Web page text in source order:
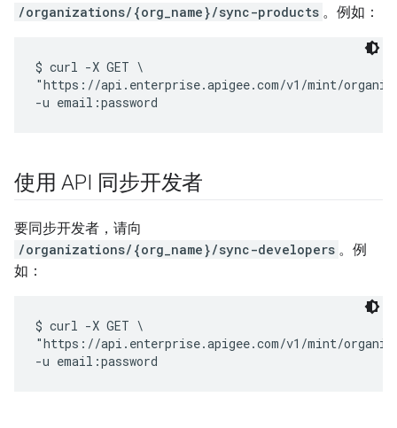
/organizations/{org_name}/sync-products 。例如：
$ curl -X GET \
"https://api.enterprise.apigee.com/v1/mint/
使用 API 同步开发者
要同步开发者，请向
/organizations/{org_name}/sync-developers 。例
如：
$ curl -X GET \
"https://api.enterprise.apigee.com/v1/mint/